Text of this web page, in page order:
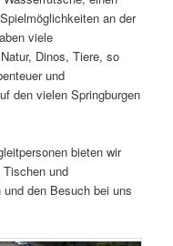
an der
viele
Dinos, Tiere, so
und
den vielen Springburgen
bieten wir
und
den Besuch bei uns